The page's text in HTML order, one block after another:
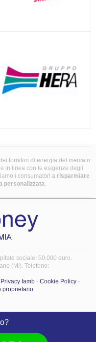
fornitori di energia del mercato
e in linea con le esigenze degli
i consumatori a risparmiare
personalizzata.
sociale: 50.000 euro.
(MI). Telefono:
Privacy Iamb - Cookie Policy -
proprietario